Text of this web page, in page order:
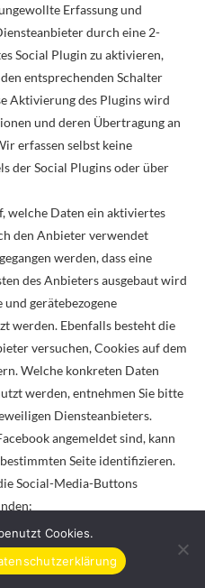
Erfassung und
durch eine 2-
Social Plugin zu aktivieren,
entsprechenden Schalter
Aktivierung des Plugins wird
und deren Übertragung an
erfassen selbst keine
der Social Plugins oder über
welche Daten ein aktiviertes
den Anbieter verwendet
werden, dass eine
des Anbieters ausgebaut wird
gerätebezogene
werden. Ebenfalls besteht die
versuchen, Cookies auf dem
Welche konkreten Daten
werden, entnehmen Sie bitte
Diensteanbieters.
angemeldet sind, kann
Seite identifizieren.
Social-Media-Buttons
Cookies.